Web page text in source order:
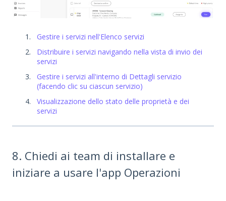
Gestire i servizi nell'Elenco servizi
Distribuire i servizi navigando nella vista di invio dei
servizi
Gestire i servizi all'interno di Dettagli servizio
(facendo clic su ciascun servizio)
Visualizzazione dello stato delle proprietà e dei
servizi
8. Chiedi ai team di installare e
iniziare a usare l'app Operazioni